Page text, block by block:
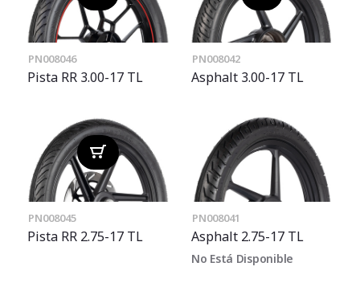
PN008046
Pista RR 3.00-17 TL
PN008042
Asphalt 3.00-17 TL
PN008045
Pista RR 2.75-17 TL
PN008041
Asphalt 2.75-17 TL
No Está Disponible